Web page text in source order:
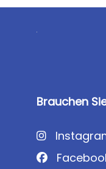
Brauchen